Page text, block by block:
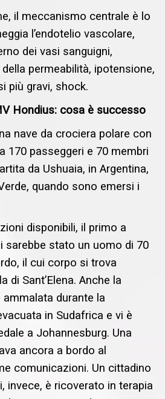
il meccanismo centrale è lo
l’endotelio vascolare,
dei vasi sanguigni,
permeabilità, ipotensione,
più gravi, shock.
Hondius: cosa è successo
nave da crociera polare con
170 passeggeri e 70 membri
da Ushuaia, in Argentina,
quando sono emersi i
disponibili, il primo a
sarebbe stato un uomo di 70
il cui corpo si trova
di Sant’Elena. Anche la
durante la
in Sudafrica e vi è
a Johannesburg. Una
ancora a bordo al
comunicazioni. Un cittadino
invece, è ricoverato in terapia